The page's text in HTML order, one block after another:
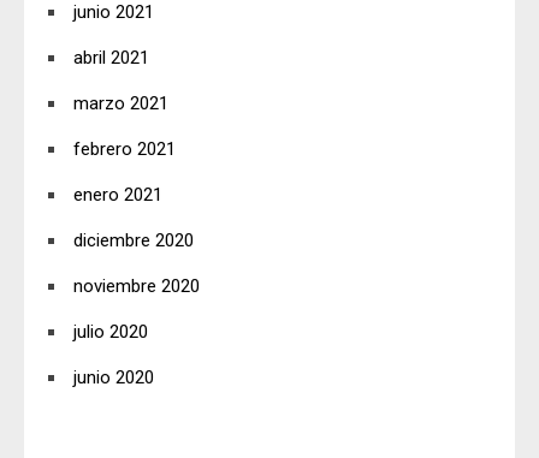
junio 2021
abril 2021
marzo 2021
febrero 2021
enero 2021
diciembre 2020
noviembre 2020
julio 2020
junio 2020